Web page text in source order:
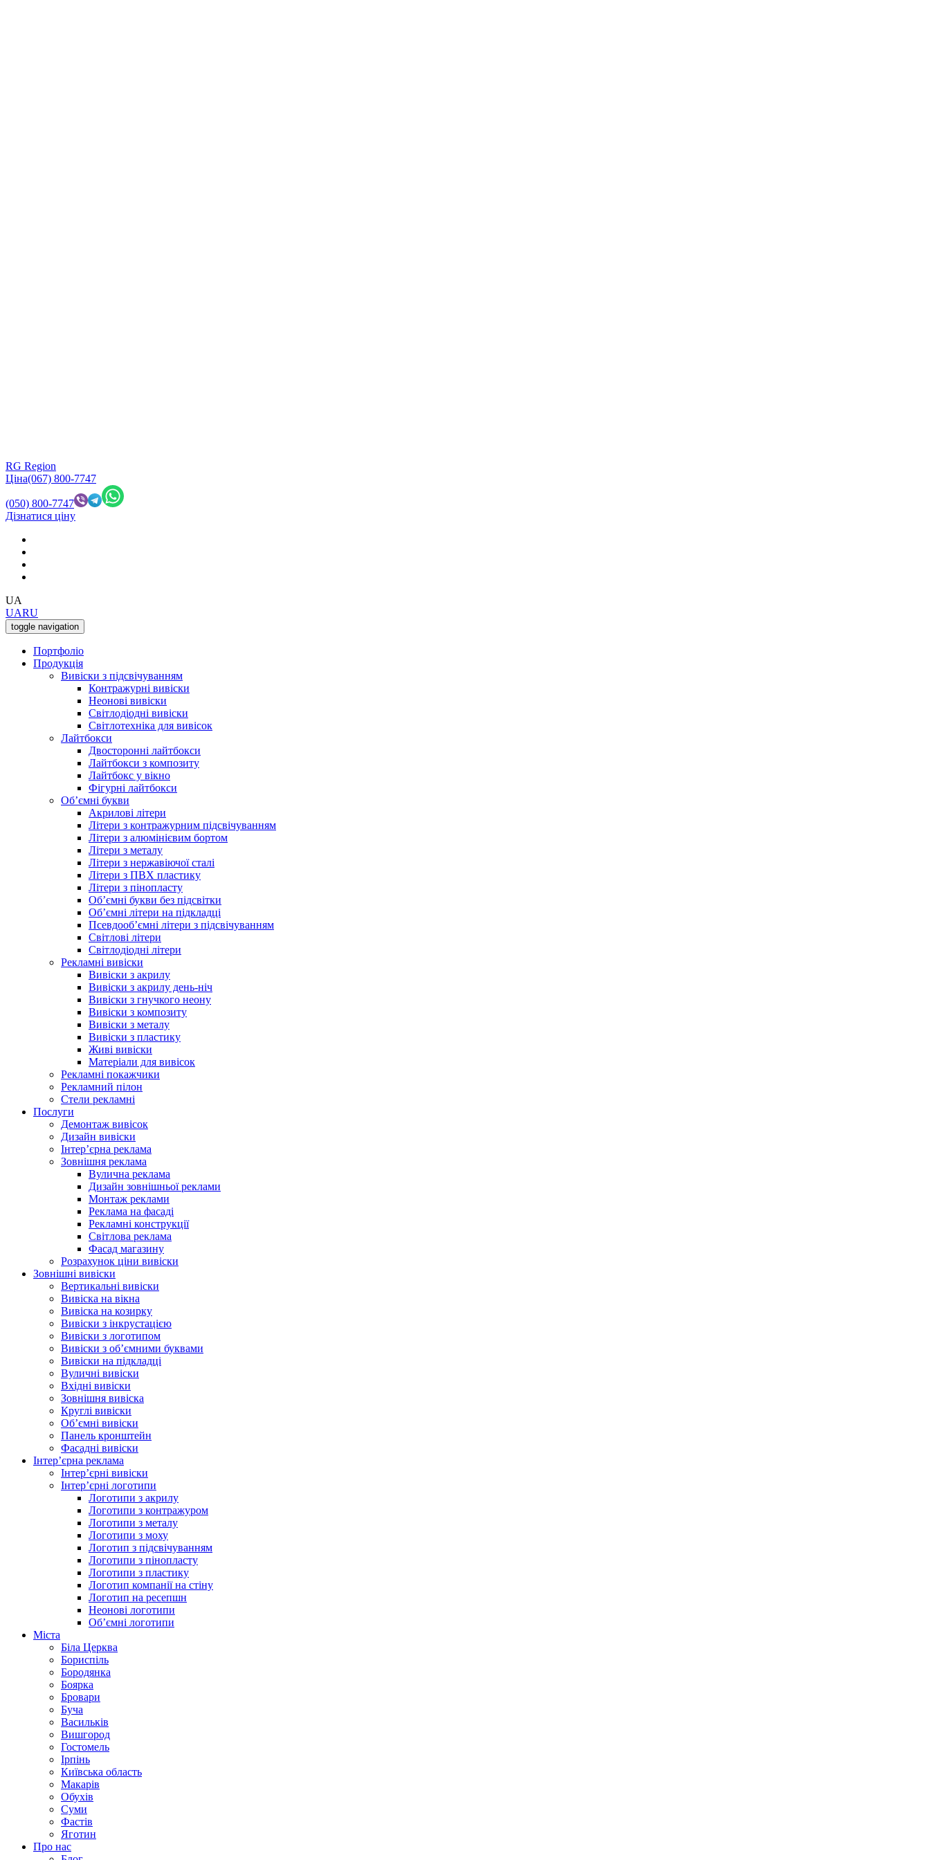
RG Region
Ціна(067) 800-7747
(050) 800-7747
Дізнатися ціну
UA
UARU
toggle navigation
Портфоліо
Продукція
Вивіски з підсвічуванням
Контражурні вивіски
Неонові вивіски
Світлодіодні вивіски
Світлотехніка для вивісок
Лайтбокси
Двосторонні лайтбокси
Лайтбокси з композиту
Лайтбокс у вікно
Фігурні лайтбокси
Об’ємні букви
Акрилові літери
Літери з контражурним підсвічуванням
Літери з алюмінієвим бортом
Літери з металу
Літери з нержавіючої сталі
Літери з ПВХ пластику
Літери з пінопласту
Об’ємні букви без підсвітки
Об’ємні літери на підкладці
Псевдооб’ємні літери з підсвічуванням
Світлові літери
Світлодіодні літери
Рекламні вивіски
Вивіски з акрилу
Вивіски з акрилу день-ніч
Вивіски з гнучкого неону
Вивіски з композиту
Вивіски з металу
Вивіски з пластику
Живі вивіски
Матеріали для вивісок
Рекламні покажчики
Рекламний пілон
Стели рекламні
Послуги
Демонтаж вивісок
Дизайн вивіски
Інтер’єрна реклама
Зовнішня реклама
Вулична реклама
Дизайн зовнішньої реклами
Монтаж реклами
Реклама на фасаді
Рекламні конструкції
Світлова реклама
Фасад магазину
Розрахунок ціни вивіски
Зовнішні вивіски
Вертикальні вивіски
Вивіска на вікна
Вивіска на козирку
Вивіски з інкрустацією
Вивіски з логотипом
Вивіски з об’ємними буквами
Вивіски на підкладці
Вуличні вивіски
Вхідні вивіски
Зовнішня вивіска
Круглі вивіски
Об’ємні вивіски
Панель кронштейн
Фасадні вивіски
Інтер’єрна реклама
Інтер’єрні вивіски
Інтер’єрні логотипи
Логотипи з акрилу
Логотипи з контражуром
Логотипи з металу
Логотипи з моху
Логотип з підсвічуванням
Логотипи з пінопласту
Логотипи з пластику
Логотип компанії на стіну
Логотип на ресепшн
Неонові логотипи
Об’ємні логотипи
Міста
Біла Церква
Бориспіль
Бородянка
Боярка
Бровари
Буча
Васильків
Вишгород
Гостомель
Ірпінь
Київська область
Макарів
Обухів
Суми
Фастів
Яготин
Про нас